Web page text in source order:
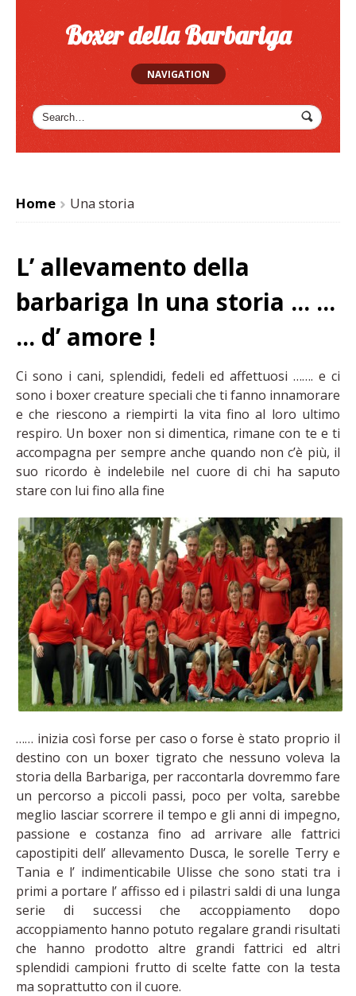
Boxer della Barbariga
NAVIGATION
Home
>
Una storia
L’ allevamento della
barbariga In una storia … …
… d’ amore !
Ci sono i cani, splendidi, fedeli ed affettuosi ……. e ci
sono i boxer creature speciali che ti fanno innamorare
e che riescono a riempirti la vita fino al loro ultimo
respiro. Un boxer non si dimentica, rimane con te e ti
accompagna per sempre anche quando non c’è più, il
suo ricordo è indelebile nel cuore di chi ha saputo
stare con lui fino alla fine
…… inizia così forse per caso o forse è stato proprio il
destino con un boxer tigrato che nessuno voleva la
storia della Barbariga, per raccontarla dovremmo fare
un percorso a piccoli passi, poco per volta, sarebbe
meglio lasciar scorrere il tempo e gli anni di impegno,
passione e costanza fino ad arrivare alle fattrici
capostipiti dell’ allevamento Dusca, le sorelle Terry e
Tania e l’ indimenticabile Ulisse che sono stati tra i
primi a portare l’ affisso ed i pilastri saldi di una lunga
serie di successi che accoppiamento dopo
accoppiamento hanno potuto regalare grandi risultati
che hanno prodotto altre grandi fattrici ed altri
splendidi campioni frutto di scelte fatte con la testa
ma soprattutto con il cuore.